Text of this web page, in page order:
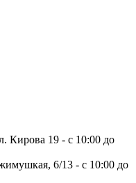
19 - с 10:00 до
6/13 - с 10:00 до